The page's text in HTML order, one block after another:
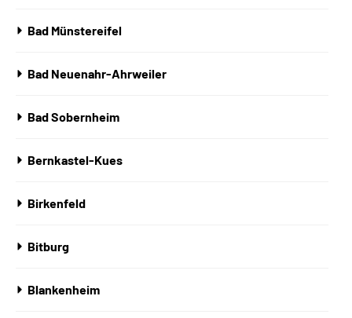
Bad Münstereifel
Bad Neuenahr-Ahrweiler
Bad Sobernheim
Bernkastel-Kues
Birkenfeld
Bitburg
Blankenheim